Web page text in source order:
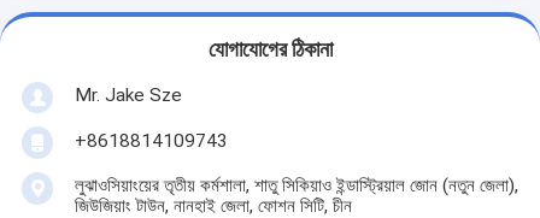
যোগাযোগের ঠিকানা
Mr. Jake Sze
+8618814109743
লুঝাওসিয়াংয়ের তৃতীয় কর্মশালা, শাতু সিকিয়াও ইন্ডাস্ট্রিয়াল জোন (নতুন জেলা),
জিউজিয়াং টাউন, নানহাই জেলা, ফোশন সিটি, চীন